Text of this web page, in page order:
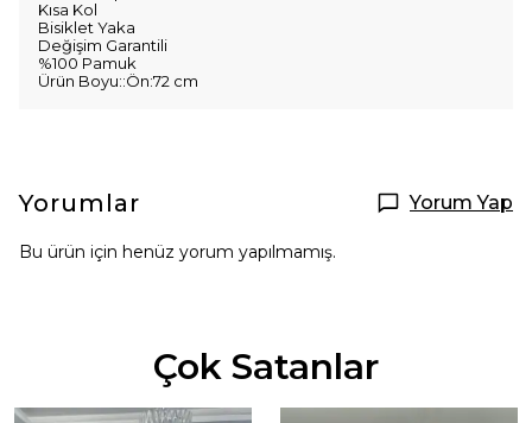
Kısa Kol
Bisiklet Yaka
Değişim Garantili
%100 Pamuk
Ürün Boyu::Ön:72 cm
Yorumlar Yorum Yap
Bu ürün için henüz yorum yapılmamış.
Çok Satanlar